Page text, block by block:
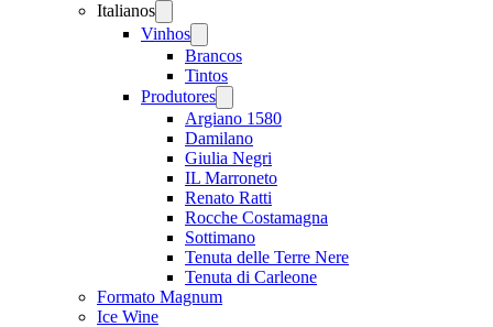
Italianos
menu
Vinhos
menu
Brancos
Tintos
Produtores
menu
Argiano 1580
Damilano
Giulia Negri
IL Marroneto
Renato Ratti
Rocche Costamagna
Sottimano
Tenuta delle Terre Nere
Tenuta di Carleone
Formato Magnum
Ice Wine